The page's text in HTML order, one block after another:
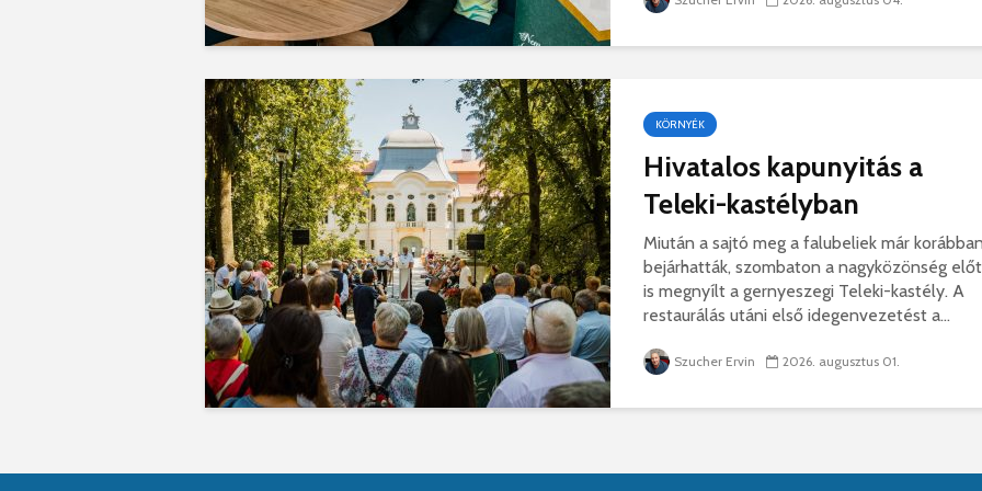
KÖRNYÉK
Hivatalos kapunyitás a
Teleki-kastélyban
Miután a sajtó meg a falubeliek már
bejárhatták, szombaton a nagyközönség
is megnyílt a gernyeszegi Teleki-kastély. A
restaurálás utáni első idegenvezetést a...
Szucher Ervin 2026. augusztus 01.